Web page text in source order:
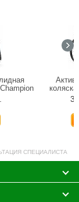
СПЕЦИАЛИСТА